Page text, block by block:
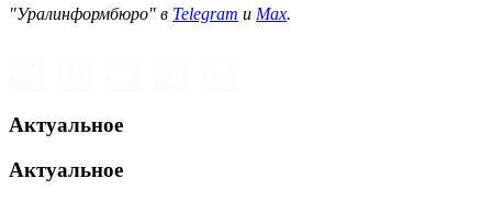
"Уралинформбюро" в Telegram и Max.
Актуальное
Актуальное